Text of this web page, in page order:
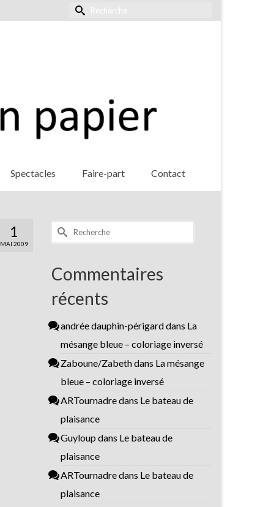
Rechercher :
Spectacles Faire-part Contact
1
MAI 2009
Rechercher :
Commentaires
récents
andrée dauphin-périgarddans La
mésange bleue – coloriage inversé
Zaboune/Zabethdans La mésange
bleue – coloriage inversé
ARTournadredans Le bateau de
plaisance
Guyloup dans Le bateau de
plaisance
ARTournadredans Le bateau de
plaisance